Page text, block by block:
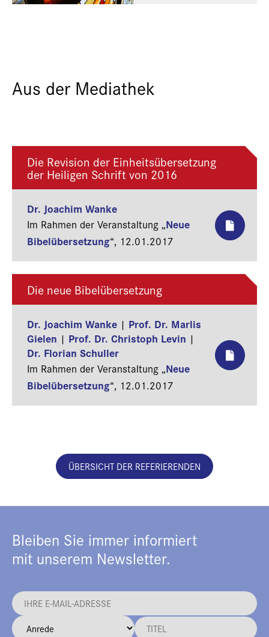
Aus der Mediathek
Die Revision der Einheitsübersetzung
der Heiligen Schrift von 2016
Dr. Joachim Wanke
Im Rahmen der Veranstaltung „Neue
Bibelübersetzung“, 12.01.2017
Die neue Bibelübersetzung
Dr. Joachim Wanke | Prof. Dr. Marlis
Gielen | Prof. Dr. Christoph Levin |
Dr. Florian Schuller
Im Rahmen der Veranstaltung „Neue
Bibelübersetzung“, 12.01.2017
ÜBERSICHT DER REFERIERENDEN
Bleiben Sie immer informiert
mit unserem Newsletter.